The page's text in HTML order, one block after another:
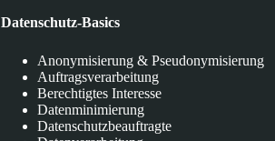
Datenschutz-Basics
Anonymisierung & Pseudonymisierung
Auftragsverarbeitung
Berechtigtes Interesse
Datenminimierung
Datenschutzbeauftragte